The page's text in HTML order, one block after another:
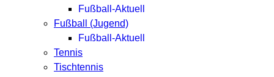
Fußball-Aktuell
Fußball (Jugend)
Fußball-Aktuell
Tennis
Tischtennis